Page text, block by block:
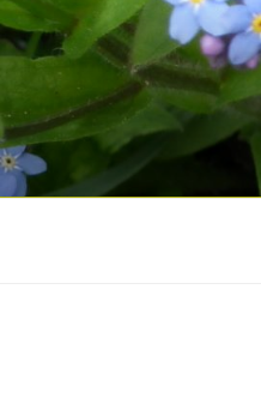
Zum
Inhalt
springen